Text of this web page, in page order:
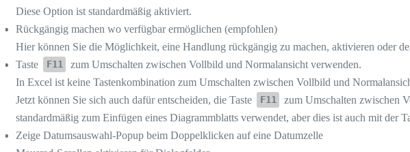
Diese Option ist standardmäßig aktiviert.
Rückgängig machen wo verfügbar ermöglichen (empfohlen)
Hier können Sie die Möglichkeit, eine Handlung rückgängig zu machen, aktivieren oder
Taste
F11
zum Umschalten zwischen Vollbild und Normalansicht verwenden.
In Excel ist keine Tastenkombination zum Umschalten zwischen Vollbild und
Jetzt können Sie sich auch dafür entscheiden, die Taste
F11 zum Umschalten zwischen
standardmäßig zum Einfügen eines Diagrammblatts verwendet, aber dies ist auch mit der
Zeige Datumsauswahl-Popup beim Doppelklicken auf eine Datumzelle